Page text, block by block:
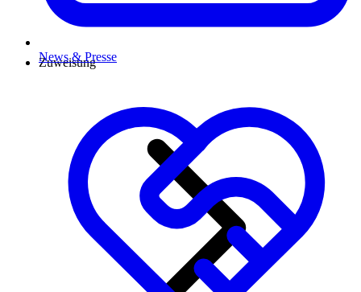
News & Presse
Zuweisung